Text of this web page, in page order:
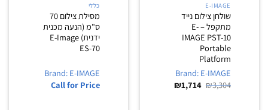
E-IMAGE
שולחן צילום נייד
מתקפל – E-
IMAGE PST-10
Portable
Platform
Brand: E-IMAGE
₪3,304 המחיר
המקורי
₪1,714 המחיר
כללי
מסילת צילום 70
ס"מ (הנעה מכנית
ידנית) E-Image
ES-70
Brand: E-IMAGE
Call for Price